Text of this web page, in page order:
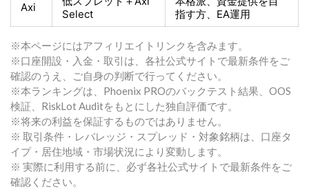
Axi
Select
指す方、EA運用
※本ページにはアフィリエイトリンクを含みます。
※口座開設・入金・取引は、各社公式サイトで最新条件をご
確認のうえ、ご自身の判断で行ってください。
※本ランキングは、Phoenix PROのバックテスト結果、OOS
検証、RiskLot Auditをもとにした独自評価です。
※将来の利益を保証するものではありません。
※ 取引条件・レバレッジ・スプレッド・対象銘柄は、口座タ
イプ・居住地域・市場状況により変動します。
※ 実際に利用する前に、必ず各社公式サイトで最新条件をご
確認ください。